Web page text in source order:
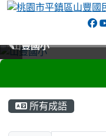
山豐國小
山豐國小
山豐國小
山豐國小
所有成語